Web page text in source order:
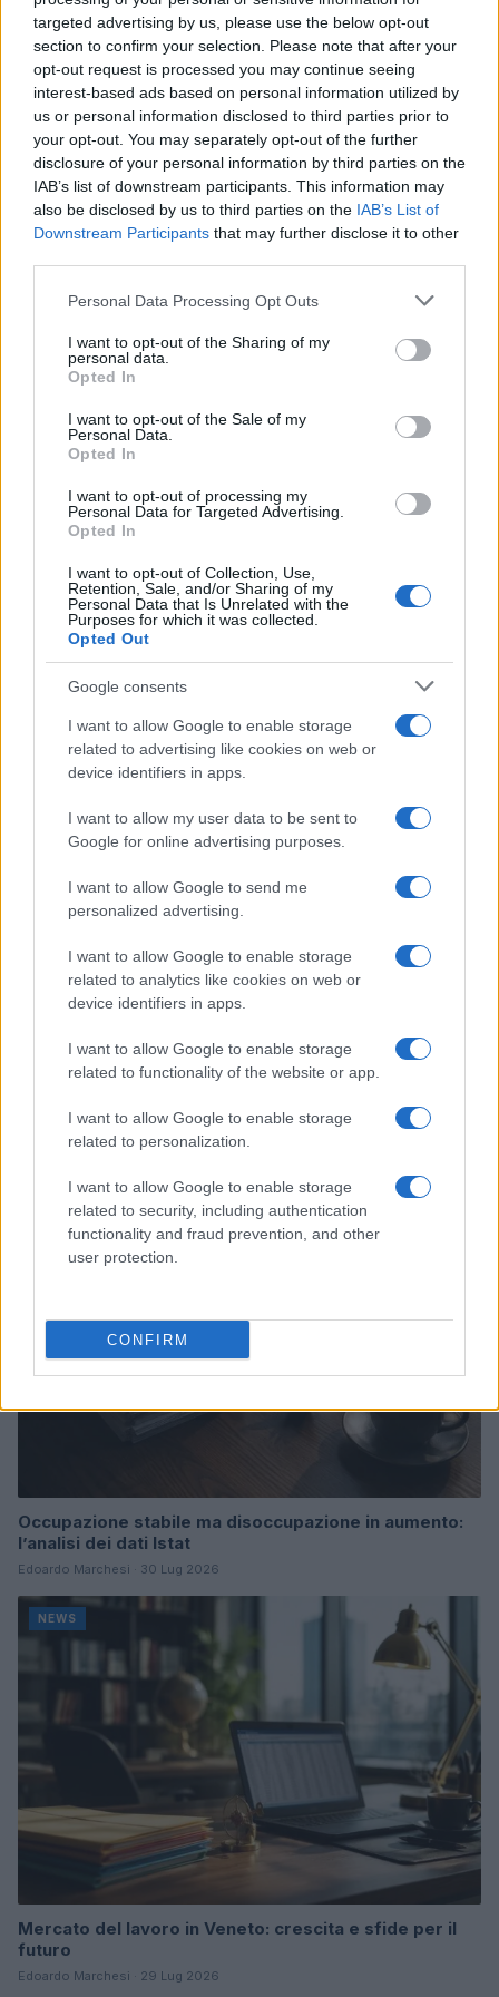
targeted advertising by us, please use the below opt-out
section to confirm your selection. Please note that after your
opt-out request is processed you may continue seeing
interest-based ads based on personal information utilized by
us or personal information disclosed to third parties prior to
your opt-out. You may separately opt-out of the further
disclosure of your personal information by third parties on the
IAB’s list of downstream participants. This information may
also be disclosed by us to third parties on the IAB’s List of
Downstream Participants that may further disclose it to other
Please note that this website/app uses one or more Google
not limited to your visit or usage behaviour. You may click to
grant or deny consent to Google and its third-party tags to
use your data for below specified purposes in below Google
consent section.
Personal Data Processing Opt Outs
I want to opt-out of the Sharing of my
personal data.
Opted In
I want to opt-out of the Sale of my
Personal Data.
Opted In
I want to opt-out of processing my
Personal Data for Targeted Advertising.
Opted In
I want to opt-out of Collection, Use,
Retention, Sale, and/or Sharing of my
Personal Data that Is Unrelated with the
Purposes for which it was collected.
Opted Out
Google consents
I want to allow Google to enable storage
related to advertising like cookies on web or
device identifiers in apps.
I want to allow my user data to be sent to
Google for online advertising purposes.
I want to allow Google to send me
personalized advertising.
I want to allow Google to enable storage
related to analytics like cookies on web or
device identifiers in apps.
I want to allow Google to enable storage
related to functionality of the website or app.
I want to allow Google to enable storage
related to personalization.
I want to allow Google to enable storage
related to security, including authentication
functionality and fraud prevention, and other
user protection.
CONFIRM
Edoardo Marchesi, voce delle notizie di
Palermo, ricorda la notte in cui seguì il corteo
in via Maqueda e decise di chiedere carte e
nomi: da allora predilige verifiche sul campo.
In redazione guida l’agenda delle emergenze
e custodisce una collezione di vecchie
mappe della città.
Continua a leggere
Analisi del mercato del lavoro bresciano nel primo
trimestre 2026
NEWS
Occupazione stabile ma disoccupazione in aumento:
l’analisi dei dati Istat
Edoardo Marchesi · 30 Lug 2026
NEWS
Mercato del lavoro in Veneto: crescita e sfide per il
futuro
Edoardo Marchesi · 29 Lug 2026